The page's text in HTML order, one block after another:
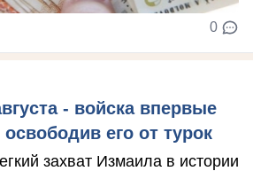
0
- войска впервые
его от турок
захват Измаила в истории